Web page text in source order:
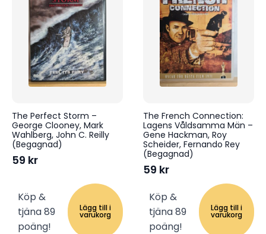
The Perfect Storm –
George Clooney, Mark
Wahlberg, John C. Reilly
(Begagnad)
59 kr
Köp &
tjäna 89
poäng!
Lägg till i
varukorg
The French Connection:
Lagens Våldsamma Män –
Gene Hackman, Roy
Scheider, Fernando Rey
(Begagnad)
59 kr
Köp &
tjäna 89
poäng!
Lägg till i
varukorg